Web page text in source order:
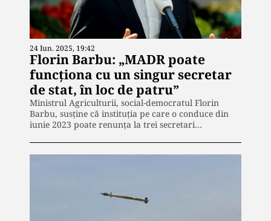
24 Iun. 2025, 19:42
Florin Barbu: „MADR poate
funcționa cu un singur secretar
de stat, în loc de patru”
Ministrul Agriculturii, social-democratul Florin
Barbu, susține că instituția pe care o conduce din
iunie 2023 poate renunța la trei secretari…